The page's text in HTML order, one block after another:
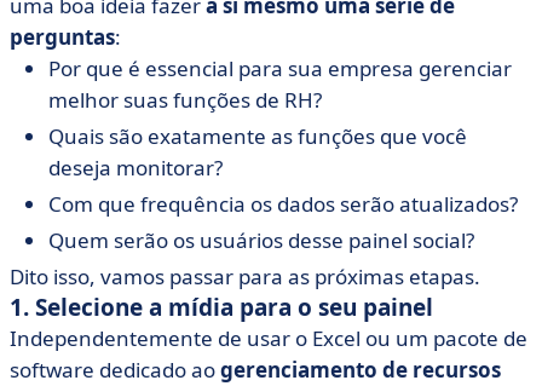
perguntas:
Por que é essencial para sua empresa gerenciar
melhor suas funções de RH?
Quais são exatamente as funções que você
deseja monitorar?
Com que frequência os dados serão atualizados?
Quem serão os usuários desse painel social?
Dito isso, vamos passar para as próximas etapas.
1. Selecione a mídia para o seu painel
Independentemente de usar o Excel ou um pacote de
software dedicado aogerenciamento de recursos